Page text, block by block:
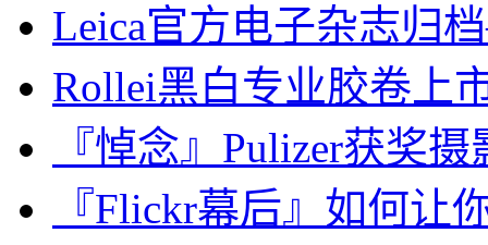
Leica官方电子杂志归
Rollei黑白专业胶卷上
『悼念』Pulizer获奖
『Flickr幕后』如何让